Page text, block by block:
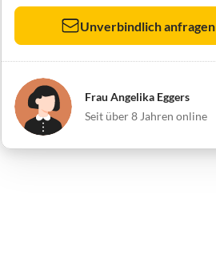
Unverbindlich anfragen
Frau Angelika Eggers
Seit über 8 Jahren online